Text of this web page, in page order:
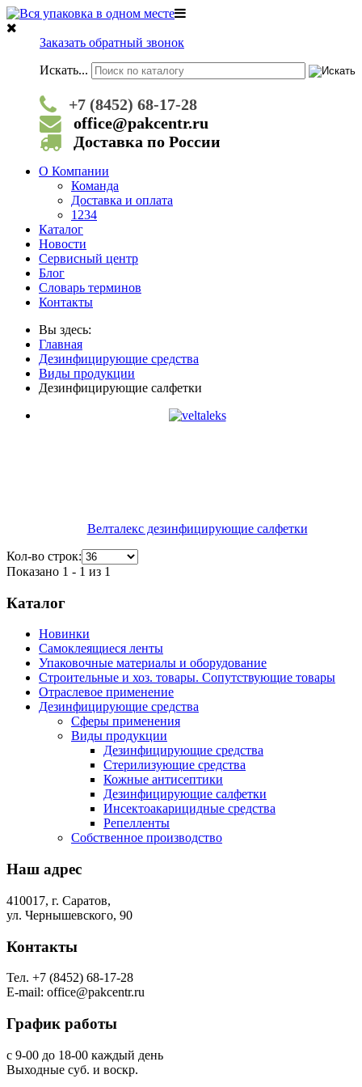
Заказать обратный звонок
Искать...
+7 (8452) 68-17-28
office@pakcentr.ru
Доставка по России
О Компании
Команда
Доставка и оплата
1234
Каталог
Новости
Сервисный центр
Блог
Словарь терминов
Контакты
Вы здесь:
Главная
Дезинфицирующие средства
Виды продукции
Дезинфицирующие салфетки
Велталекс дезинфицирующие салфетки
Кол-во строк:
Показано 1 - 1 из 1
Каталог
Новинки
Самоклеящиеся ленты
Упаковочные материалы и оборудование
Строительные и хоз. товары. Сопутствующие товары
Отраслевое применение
Дезинфицирующие средства
Сферы применения
Виды продукции
Дезинфицирующие средства
Стерилизующие средства
Кожные антисептики
Дезинфицирующие салфетки
Инсектоакарицидные средства
Репелленты
Собственное производство
Наш адрес
410017, г. Саратов,
ул. Чернышевского, 90
Контакты
Тел. +7 (8452) 68-17-28
E-mail: office@pakcentr.ru
График работы
с 9-00 до 18-00 каждый день
Выходные суб. и воскр.